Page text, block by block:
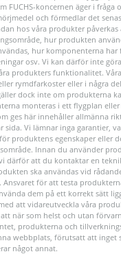
FUCHS-koncernen äger i fråga
och förmedlar det
hos våra produkter påverkas
hur produkten
hur komponenterna har
osv. Vi kan därför inte
produkters funktionalitet.
rymdfarkoster eller i några
dock inte om produkterna
monteras i ett flygplan
ges här innehåller allmänna
sida. Vi lämnar inga garantier,
produktens egenskaper eller
Innan du använder
därför att du kontaktar en
ska användas vid
för att testa
dem på ett korrekt sätt
att vidareutveckla våra
när som helst och utan
produkterna och
webbplats, förutsatt att inget
något annat.